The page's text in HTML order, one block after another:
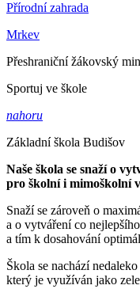
Přírodní zahrada
Mrkev
Přeshraniční žákovský
Sportuj ve škole
nahoru
Základní škola Budišov
Naše škola se snaží o
pro školní i mimoškolní
Snaží se zároveň o
a o vytváření co
a tím k dosahování
Škola se nachází
který je využíván jako